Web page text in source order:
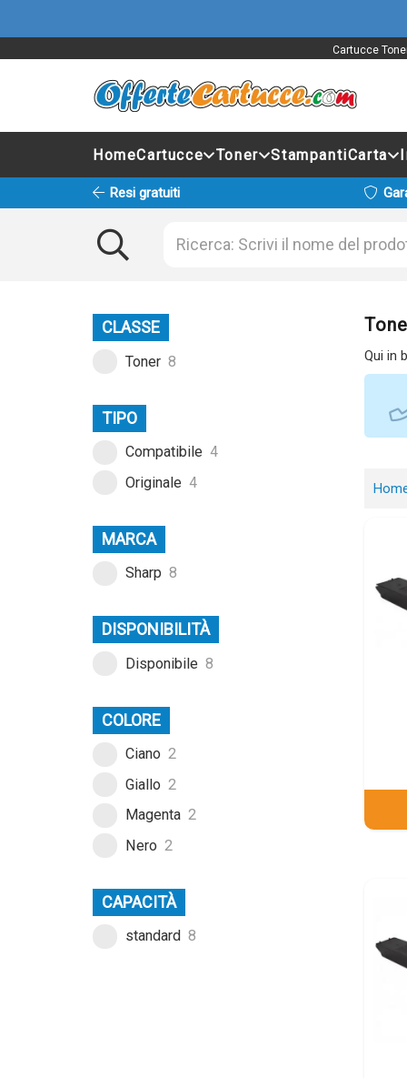
Cartucce
HomeCartucce Toner StampantiCarta
Resi gratuiti
CLASSE
Toner 8
TIPO
Compatibile 4
Originale 4
MARCA
Sharp 8
DISPONIBILITÀ
Disponibile 8
COLORE
Ciano 2
Giallo 2
Magenta 2
Nero 2
CAPACITÀ
standard 8
Qui in